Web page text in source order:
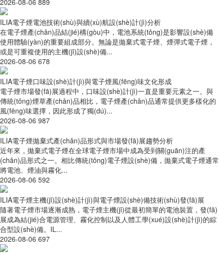
ILIA電子煙電池技術(shù)與續(xù)航設(shè)計(jì)分析
在電子煙產(chǎn)品結(jié)構(gòu)中，電池系統(tǒng)是影響設(shè)備
使用體驗(yàn)的重要組成部分。無論是拋棄式電子煙、煙彈式電子煙，
或是可重複使用的主機(jī)設(shè)備...
2026-08-06 678
ILIA電子煙口味設(shè)計(jì)與電子煙風(fēng)味文化形成
電子煙市場發(fā)展過程中，口味設(shè)計(jì)一直是重要元素之一。與
傳統(tǒng)煙草產(chǎn)品相比，電子煙產(chǎn)品通常提供更多樣化的
風(fēng)味選擇，因此形成了獨(dú)...
2026-08-06 987
ILIA電子煙拋棄式產(chǎn)品形式與市場發(fā)展趨勢分析
近年來，拋棄式電子煙在全球電子煙市場中成為受到關(guān)注的產
(chǎn)品形式之一。相比傳統(tǒng)電子煙設(shè)備，拋棄式電子煙通常
將電池、煙油與霧化...
2026-08-06 592
ILIA電子煙主機(jī)設(shè)計(jì)與電子煙設(shè)備技術(shù)發(fā)展
隨著電子煙市場逐漸成熟，電子煙主機(jī)從最初簡單的電池裝置，發(fā)
展成為結(jié)合電源管理、霧化控制以及人體工學(xué)設(shè)計(jì)的綜
合型設(shè)備。IL...
2026-08-06 697